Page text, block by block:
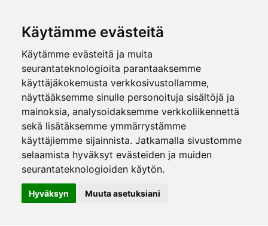
Käytämme evästeitä
Käytämme evästeitä ja muita
seurantateknologioita parantaaksemme
käyttäjäkokemusta verkkosivustollamme,
näyttääksemme sinulle personoituja sisältöjä ja
mainoksia, analysoidaksemme verkkoliikennettä
sekä lisätäksemme ymmärrystämme
käyttäjiemme sijainnista. Jatkamalla sivustomme
selaamista hyväksyt evästeiden ja muiden
seurantateknologioiden käytön.
Hyväksyn Muuta asetuksiani